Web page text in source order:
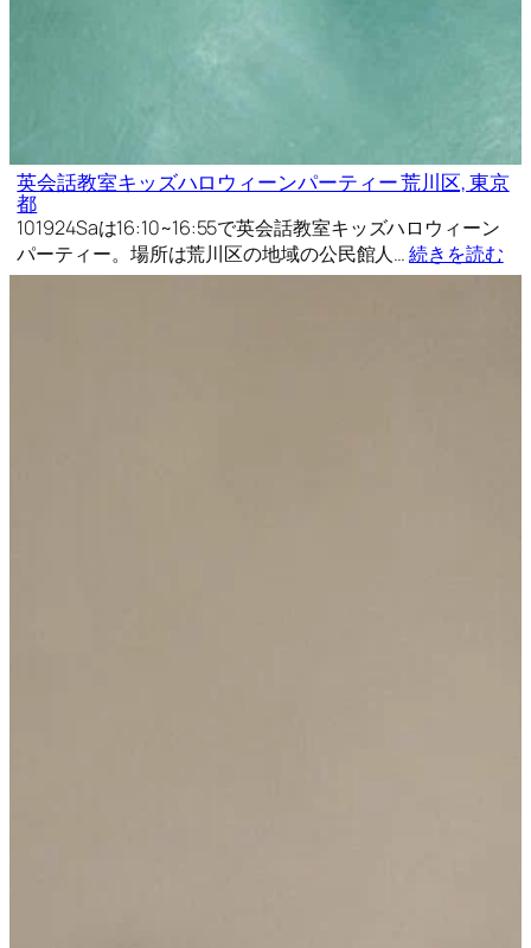
英会話教室キッズハロウィーンパーティー 荒川区, 東京
都
101924Saは16:10~16:55で英会話教室キッズハロウィーン
パーティー。場所は荒川区の地域の公民館人…続きを読む